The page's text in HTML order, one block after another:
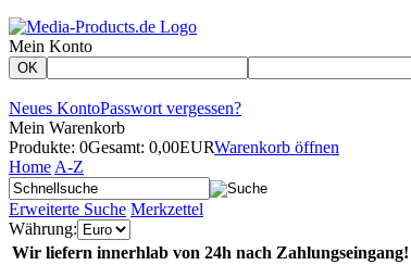
Mein Konto
OK
Neues KontoPasswort vergessen?
Mein Warenkorb
Produkte: 0Gesamt: 0,00EURWarenkorb öffnen
Home A-Z
Erweiterte Suche Merkzettel
Währung:
Wir liefern innerhlab von 24h nach Zahlungseingang!